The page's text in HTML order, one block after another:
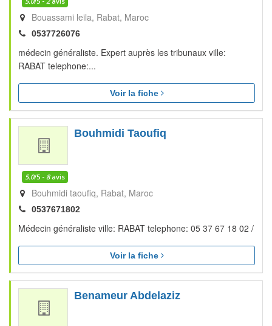
Bouassami leila Rabat Maroc
0537726076
médecin généraliste. Expert auprès les tribunaux ville:
RABAT telephone:...
Voir la fiche
Bouhmidi Taoufiq
5.0/5 - 8avis
Bouhmidi taoufiq Rabat Maroc
0537671802
Médecin généraliste ville: RABAT telephone: 05 37 67 18 02 /
Voir la fiche
Benameur Abdelaziz